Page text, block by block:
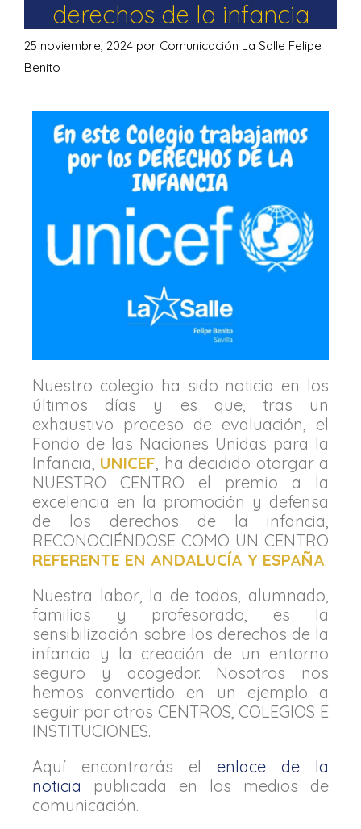
derechos de la infancia
25 noviembre, 2024 por Comunicación La Salle Felipe
Benito
Nuestro colegio ha sido noticia en los
últimos días y es que, tras un
exhaustivo proceso de evaluación, el
Fondo de las Naciones Unidas para la
Infancia, UNICEF , ha decidido otorgar a
NUESTRO CENTRO el premio a la
excelencia en la promoción y defensa
de los derechos de la infancia,
RECONOCIÉNDOSE COMO UN CENTRO
REFERENTE EN ANDALUCÍA Y ESPAÑA.
Nuestra labor, la de todos, alumnado,
familias y profesorado, es la
sensibilización sobre los derechos de la
infancia y la creación de un entorno
seguro y acogedor. Nosotros nos
hemos convertido en un ejemplo a
seguir por otros CENTROS, COLEGIOS E
INSTITUCIONES.
Aquí encontrarás el enlace de la
noticia publicada en los medios de
comunicación.